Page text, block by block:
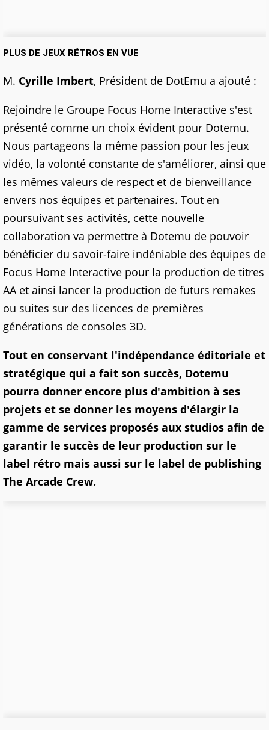
PLUS DE JEUX RÉTROS EN VUE
M. Cyrille Imbert, Président de DotEmu a ajouté :
Rejoindre le Groupe Focus Home Interactive s'est
présenté comme un choix évident pour Dotemu.
Nous partageons la même passion pour les jeux
vidéo, la volonté constante de s'améliorer, ainsi que
les mêmes valeurs de respect et de bienveillance
envers nos équipes et partenaires. Tout en
poursuivant ses activités, cette nouvelle
collaboration va permettre à Dotemu de pouvoir
bénéficier du savoir-faire indéniable des équipes de
Focus Home Interactive pour la production de titres
AA et ainsi lancer la production de futurs remakes
ou suites sur des licences de premières
générations de consoles 3D.
Tout en conservant l'indépendance éditoriale et
stratégique qui a fait son succès, Dotemu
pourra donner encore plus d'ambition à ses
projets et se donner les moyens d'élargir la
gamme de services proposés aux studios afin de
garantir le succès de leur production sur le
label rétro mais aussi sur le label de publishing
The Arcade Crew.